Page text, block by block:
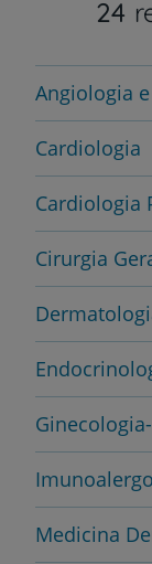
24
Angiologia
Cardiologia
Cardiologia
Cirurgia
Medicina